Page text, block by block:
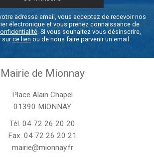
adresse email, vous acceptez de recevoir nos
électronique et vous prenez connaissance de
. Si vous souhaitez vous désinscrire,
surce lien ou de nous faire parvenir un email.
Mairie de Mionnay
Place Alain Chapel
01390 MIONNAY
Tél. 04 72 26 20 20
Fax. 04 72 26 20 21
mairie@mionnay.fr